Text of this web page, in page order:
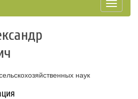
Toggle
наук